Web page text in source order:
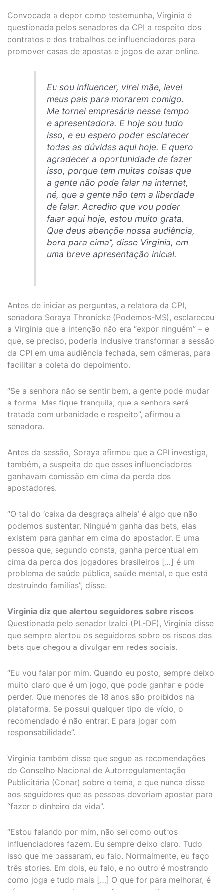
Convocada a depor como testemunha, Virginia é
questionada pelos senadores da CPI a respeito dos
contratos e dos trabalhos de influenciadores para
promover casas de apostas e jogos de azar online.
Eu sou influencer, virei mãe, levei
meus pais para morarem comigo.
Me tornei empresária nesse tempo
e apresentadora. E hoje sou tudo
isso, e eu espero poder esclarecer
todas as dúvidas aqui hoje. E quero
agradecer a oportunidade de fazer
isso, porque tem muitas coisas que
a gente não pode falar na internet,
né, que a gente não tem a liberdade
de falar. Acredito que vou poder
falar aqui hoje, estou muito grata.
Que deus abençõe nossa audiência,
bora para cima”, disse Virginia, em
uma breve apresentação inicial.
Antes de iniciar as perguntas, a relatora da CPI,
senadora Soraya Thronicke (Podemos-MS), esclareceu
a Virginia que a intenção não era “expor ninguém” – e
que, se preciso, poderia inclusive transformar a sessão
da CPI em uma audiência fechada, sem câmeras, para
facilitar a coleta do depoimento.
“Se a senhora não se sentir bem, a gente pode mudar
a forma. Mas fique tranquila, que a senhora será
tratada com urbanidade e respeito”, afirmou a
senadora.
Antes da sessão, Soraya afirmou que a CPI investiga,
também, a suspeita de que esses influenciadores
ganhavam comissão em cima da perda dos
apostadores.
“O tal do ‘caixa da desgraça alheia’ é algo que não
podemos sustentar. Ninguém ganha das bets, elas
existem para ganhar em cima do apostador. E uma
pessoa que, segundo consta, ganha percentual em
cima da perda dos jogadores brasileiros […] é um
problema de saúde pública, saúde mental, e que está
destruindo famílias”, disse.
Virginia diz que alertou seguidores sobre riscos
Questionada pelo senador Izalci (PL-DF), Virginia disse
que sempre alertou os seguidores sobre os riscos das
bets que chegou a divulgar em redes sociais.
“Eu vou falar por mim. Quando eu posto, sempre deixo
muito claro que é um jogo, que pode ganhar e pode
perder. Que menores de 18 anos são proibidos na
plataforma. Se possui qualquer tipo de vício, o
recomendado é não entrar. E para jogar com
responsabilidade”.
Virginia também disse que segue as recomendações
do Conselho Nacional de Autorregulamentação
Publicitária (Conar) sobre o tema, e que nunca disse
aos seguidores que as pessoas deveriam apostar para
“fazer o dinheiro da vida”.
“Estou falando por mim, não sei como outros
influenciadores fazem. Eu sempre deixo claro. Tudo
isso que me passaram, eu falo. Normalmente, eu faço
três stories. Em dois, eu falo, e no outro é mostrando
como joga e tudo mais […] O que for para melhorar, é